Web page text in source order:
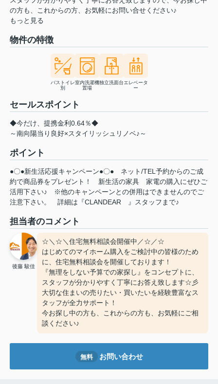
の方も、これからの方、お気軽にお問い合せください♪
もっと見る
物件の特徴
バストイレ
別
室内洗濯機
置場
独立洗面台エレベータ
ー
セールスポイント
◆今だけ、提携金利0.64％◆
～南向陽当り良好×スタイリッシュリノベ♪～
ポイント
●〇●新生活応援キャンペーン●〇●
ネット/TEL予約からのご成
約で商品券をプレゼント！
新生活の家具
家電の購入にぜひご
活用下さい♪
※他のキャンペーンとの併用はできませんのでご
注意下さい。
詳細は『CLANDEAR 』スタッフまで♪
担当者のコメント
後藤 駿佳
☆＼☆＼住宅無料相談会開催中／☆／☆
はじめてのマイホーム購入をご検討中の皆様のため
に、住宅無料相談会を開催しております！
『無理をしない予算での家探し』をコンセプトに、
スタッフが分かりやすく丁寧にお答え致します☆彡
大切な住まいの売りたい・買いたいを経験豊富なス
タッフが全力サポート！
今お探し中の方も、これからの方も、お気軽にご相
談ください♪
無料 お問い合わせ